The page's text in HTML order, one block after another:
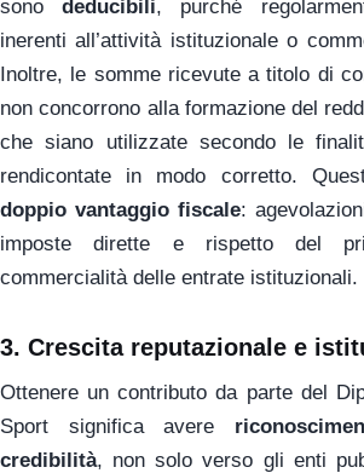
sonodeducibili, purché
inerenti all’attività istituzionale o
Inoltre, le somme ricevute a titolo di
non concorrono alla formazione del
che siano utilizzate secondo le
rendicontate in modo corretto.
doppio vantaggio fiscale:
imposte dirette e rispetto del
commercialità delle entrate istituzionali.
3. Crescita reputazionale e
Ottenere un contributo da parte del
Sport significa avere
credibilità, non solo verso gli enti